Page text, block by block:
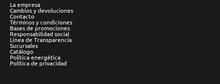
La empresa
Cambios y devoluciones
Contacto
Términos y condiciones
Bases de promociones
Responsabilidad social
Línea de Transparencia
Sucursales
Catálogo
Política energética
Política de privacidad